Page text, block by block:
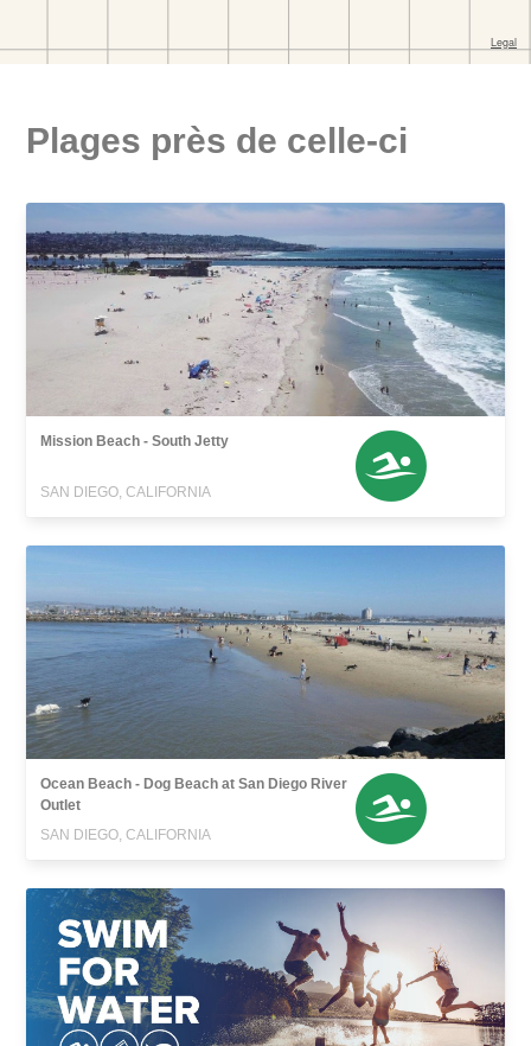
Plages près de celle-ci
Mission Beach - South Jetty
SAN DIEGO, CALIFORNIA
Ocean Beach - Dog Beach at San Diego River
Outlet
SAN DIEGO, CALIFORNIA